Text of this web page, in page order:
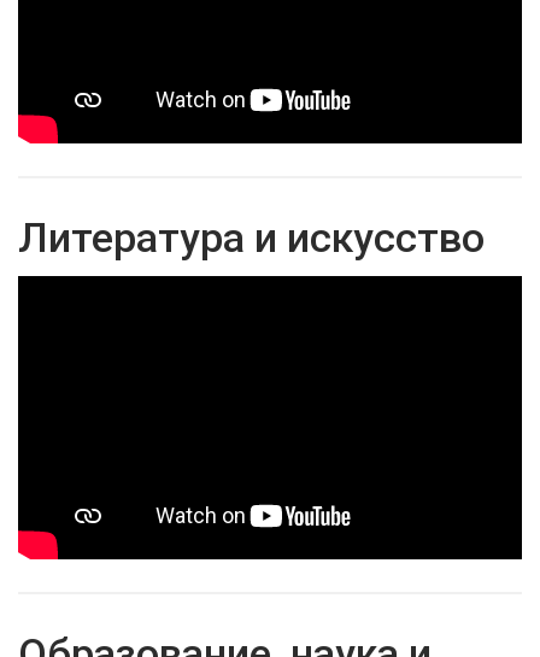
Литература и искусство